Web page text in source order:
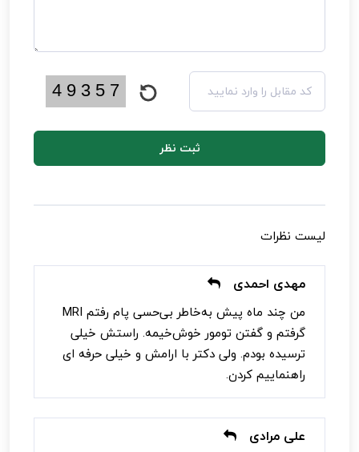
ثبت نظر
لیست نظرات
مهدی احمدی
من چند ماه پیش به‌خاطر بی‌حسی پام رفتم MRI
گرفتم و گفتن تومور خوش‌خیمه. راستش خیلی
ترسیده بودم. ولی دکتر با ارامش و خیلی حرفه ای
راهنماییم کردن.
علی مرادی